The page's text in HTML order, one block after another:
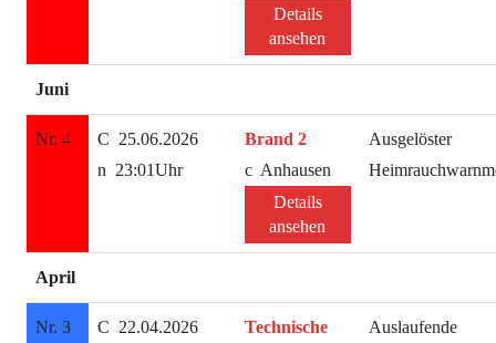
Details
ansehen
Juni
Nr. 4
25.06.2026
23:01Uhr
Brand 2
Anhausen
Details
ansehen
Ausgelöster
April
Nr. 3
22.04.2026
Technische
Auslaufende